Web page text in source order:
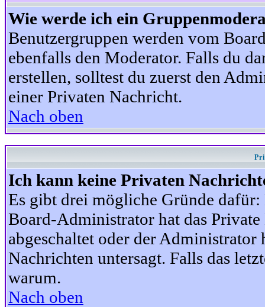
Wie werde ich ein
Benutzergruppen werden vom
ebenfalls den Moderator. Falls du
erstellen, solltest du zuerst den
einer Privaten Nachricht.
Nach oben
Ich kann keine Privaten
Es gibt drei mögliche Gründe
Board-Administrator hat das
abgeschaltet oder der
Nachrichten untersagt. Falls das
warum.
Nach oben